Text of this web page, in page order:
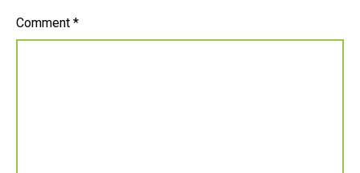
Comment *